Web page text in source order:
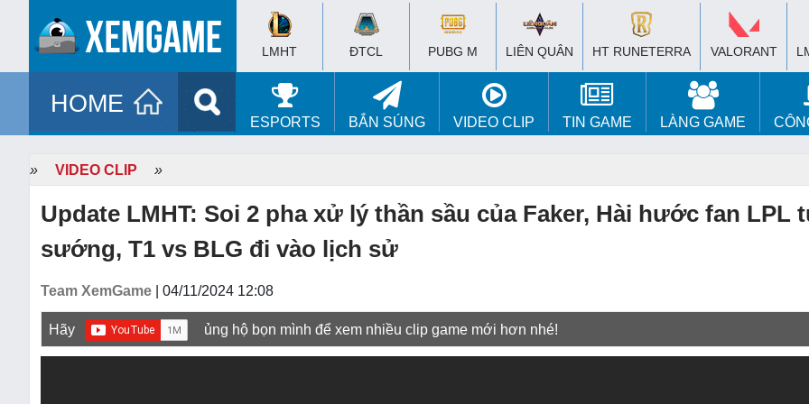
LMHT ĐTCL PUBG M LIÊN QUÂN HT RUNETERRA VALORANT
HOME
ESPORTS BẮN SÚNG VIDEO CLIP TIN GAME LÀNG GAME
» VIDEO CLIP »
Update LMHT: Soi 2 pha xử lý thần sầu của Faker, Hài hước fan LPL
sướng, T1 vs BLG đi vào lịch sử
Team XemGame | 04/11/2024 12:08
Hãy ủng hộ bọn mình để xem nhiều clip game mới hơn nhé!